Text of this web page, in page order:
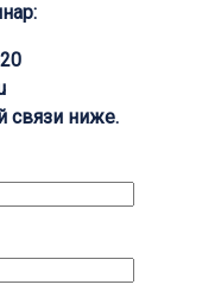
связи ниже.